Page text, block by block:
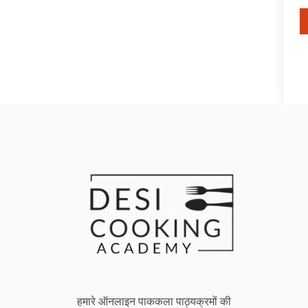
हमारे ऑनलाइन पाककला पाठ्यक्रमों की